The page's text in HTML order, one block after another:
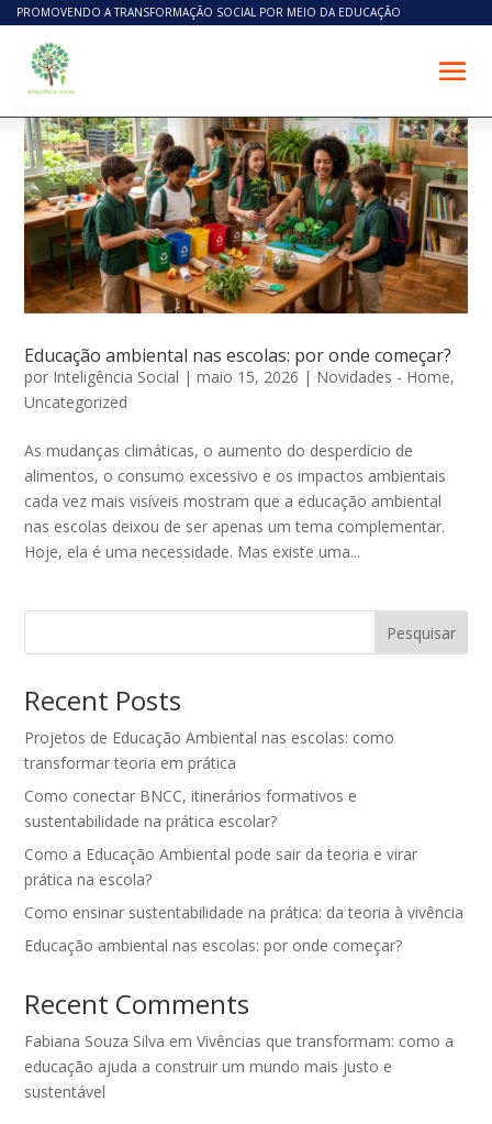
PROMOVENDO A TRANSFORMAÇÃO SOCIAL POR MEIO DA EDUCAÇÃO
Educação ambiental nas escolas: por onde começar?
por Inteligência Social |maio 15, 2026 | Novidades - Home,
Uncategorized
As mudanças climáticas, o aumento do desperdício de
alimentos, o consumo excessivo e os impactos ambientais
cada vez mais visíveis mostram que a educação ambiental
nas escolas deixou de ser apenas um tema complementar.
Hoje, ela é uma necessidade. Mas existe uma...
Pesquisar
Recent Posts
Projetos de Educação Ambiental nas escolas: como
transformar teoria em prática
Como conectar BNCC, itinerários formativos e
sustentabilidade na prática escolar?
Como a Educação Ambiental pode sair da teoria e virar
prática na escola?
Como ensinar sustentabilidade na prática: da teoria à vivência
Educação ambiental nas escolas: por onde começar?
Recent Comments
Fabiana Souza Silva emVivências que transformam: como a
educação ajuda a construir um mundo mais justo e
sustentável